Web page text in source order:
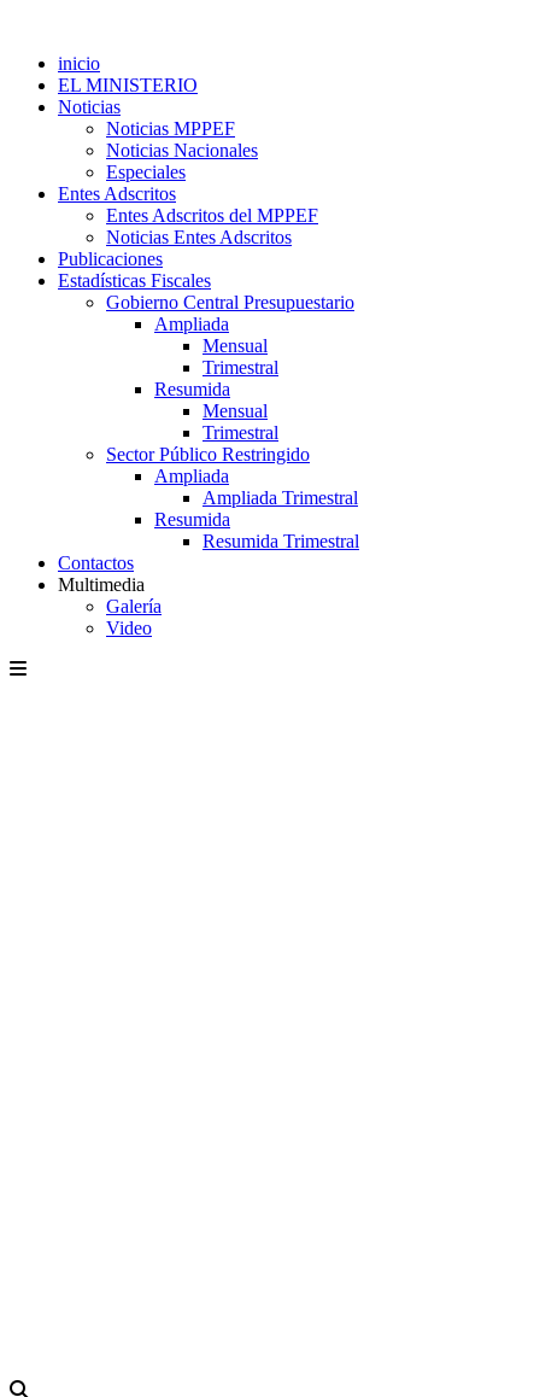
inicio
EL MINISTERIO
Noticias
Noticias MPPEF
Noticias Nacionales
Especiales
Entes Adscritos
Entes Adscritos del MPPEF
Noticias Entes Adscritos
Publicaciones
Estadísticas Fiscales
Gobierno Central Presupuestario
Ampliada
Mensual
Trimestral
Resumida
Mensual
Trimestral
Sector Público Restringido
Ampliada
Ampliada Trimestral
Resumida
Resumida Trimestral
Contactos
Multimedia
Galería
Video